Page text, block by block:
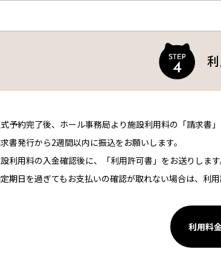
予約完了後、ホール事務局より施設利用料の「請求書」
書発行から2週間以内に振込をお願いします。
利用料の入金確認後に、「利用許可書」をお送りします
期日を過ぎてもお支払いの確認が取れない場合は、利
利用料